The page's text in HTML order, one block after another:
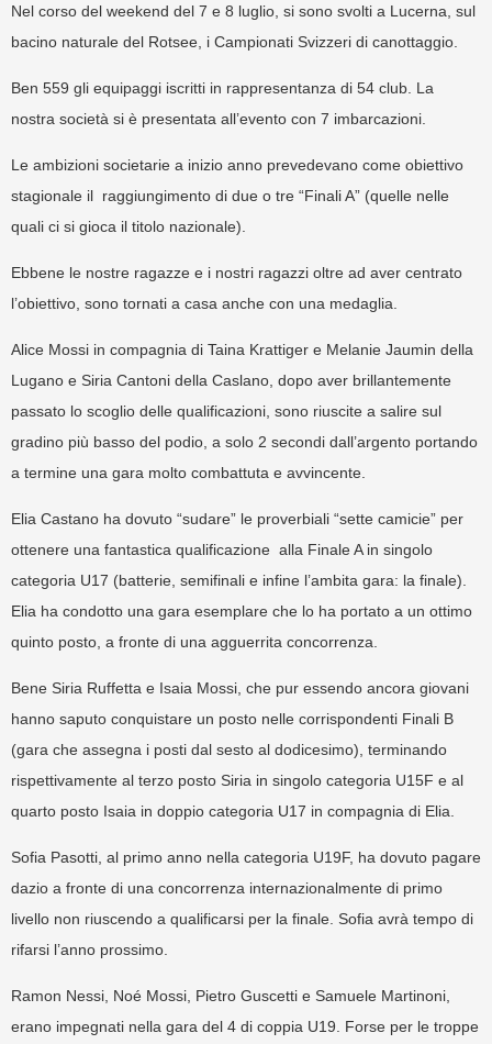
Nel corso del weekend del 7 e 8 luglio, si sono svolti a Lucerna, sul
bacino naturale del Rotsee, i Campionati Svizzeri di canottaggio.
Ben 559 gli equipaggi iscritti in rappresentanza di 54 club. La
nostra società si è presentata all’evento con 7 imbarcazioni.
Le ambizioni societarie a inizio anno prevedevano come obiettivo
stagionale il raggiungimento di due o tre “Finali A” (quelle nelle
quali ci si gioca il titolo nazionale).
Ebbene le nostre ragazze e i nostri ragazzi oltre ad aver centrato
l’obiettivo, sono tornati a casa anche con una medaglia.
Alice Mossi in compagnia di Taina Krattiger e Melanie Jaumin della
Lugano e Siria Cantoni della Caslano, dopo aver brillantemente
passato lo scoglio delle qualificazioni, sono riuscite a salire sul
gradino più basso del podio, a solo 2 secondi dall’argento portando
a termine una gara molto combattuta e avvincente.
Elia Castano ha dovuto “sudare” le proverbiali “sette camicie” per
ottenere una fantastica qualificazione alla Finale A in singolo
categoria U17 (batterie, semifinali e infine l’ambita gara: la finale).
Elia ha condotto una gara esemplare che lo ha portato a un ottimo
quinto posto, a fronte di una agguerrita concorrenza.
Bene Siria Ruffetta e Isaia Mossi, che pur essendo ancora giovani
hanno saputo conquistare un posto nelle corrispondenti Finali B
(gara che assegna i posti dal sesto al dodicesimo), terminando
rispettivamente al terzo posto Siria in singolo categoria U15F e al
quarto posto Isaia in doppio categoria U17 in compagnia di Elia.
Sofia Pasotti, al primo anno nella categoria U19F, ha dovuto pagare
dazio a fronte di una concorrenza internazionalmente di primo
livello non riuscendo a qualificarsi per la finale. Sofia avrà tempo di
rifarsi l’anno prossimo.
Ramon Nessi, Noé Mossi, Pietro Guscetti e Samuele Martinoni,
erano impegnati nella gara del 4 di coppia U19. Forse per le troppe